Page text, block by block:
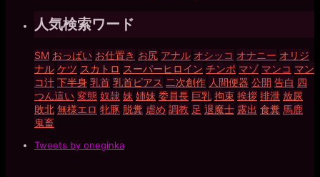
人気検索ワード
SM おっぱい お仕置き お尻 アナル オシッコ オナニー オリジ
ナル ケツ スカトロ スーパーヒロイン チンポ マゾ マンコ マン
コ汁 下半身 乳首 乳首ピアス 二次創作 人間便器 公開 告白 四
つん這い 変態 奴隷 妹 姉妹 委員長 巨乳 拘束 挨拶 排泄 放尿
敗北 無様エロ 牝豚 脱糞 虐め 調教 足 退魔士 露出 食糞 馬鹿
鬼畜
Tweets by oneginka